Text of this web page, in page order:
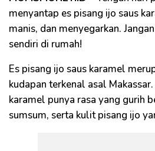
menyantap es pisang ijo saus
manis, dan menyegarkan.
sendiri di rumah!
Es pisang ijo saus karamel
kudapan terkenal asal
karamel punya rasa yang gurih
sumsum, serta kulit pisang ijo